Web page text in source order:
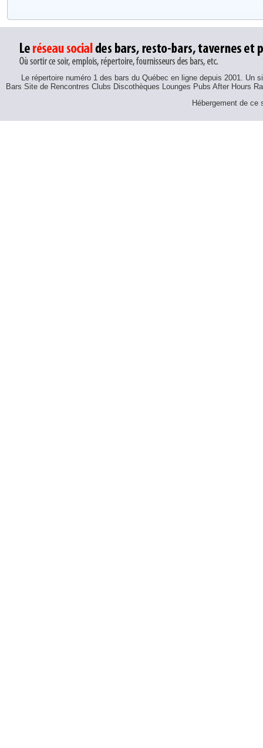
Le répertoire numéro 1 des bars du Québec en ligne depuis 2001.
Bars Site de Rencontres Clubs Discothèques Lounges Pubs After Hours
Hébergement de ce